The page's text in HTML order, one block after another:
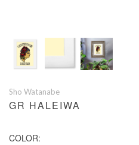
Sho Watanabe
GR HALEIWA
COLOR: